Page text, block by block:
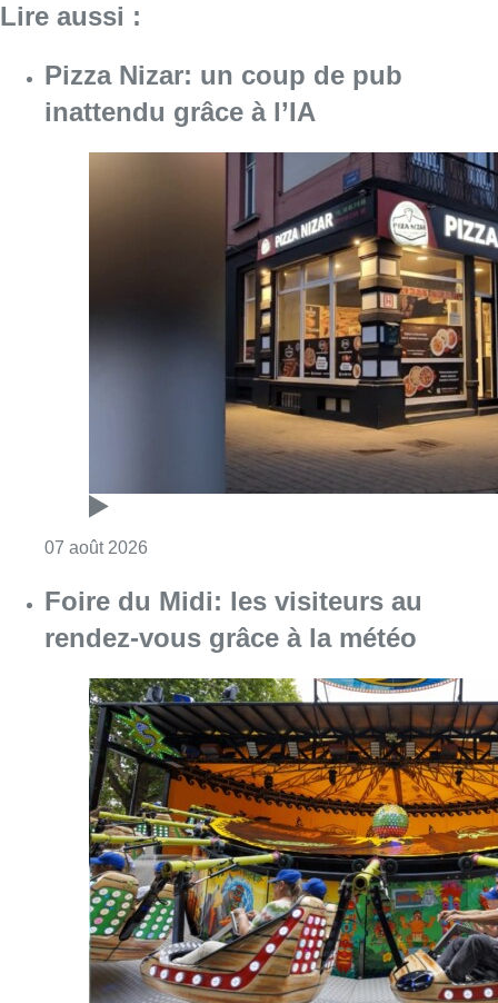
Lire aussi :
Pizza Nizar: un coup de pub
inattendu grâce à l’IA
07 août 2026
Foire du Midi: les visiteurs au
rendez-vous grâce à la météo